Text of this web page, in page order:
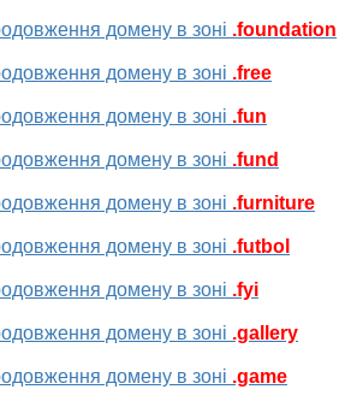
домену в зоні .foundation
домену в зоні .free
домену в зоні .fun
домену в зоні .fund
домену в зоні .furniture
домену в зоні .futbol
домену в зоні .fyi
домену в зоні .gallery
домену в зоні .game